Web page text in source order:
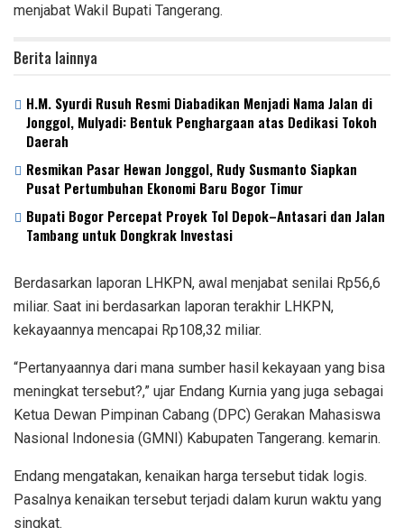
menjabat Wakil Bupati Tangerang.
Berita lainnya
H.M. Syurdi Rusuh Resmi Diabadikan Menjadi Nama Jalan di
Jonggol, Mulyadi: Bentuk Penghargaan atas Dedikasi Tokoh
Daerah
Resmikan Pasar Hewan Jonggol, Rudy Susmanto Siapkan
Pusat Pertumbuhan Ekonomi Baru Bogor Timur
Bupati Bogor Percepat Proyek Tol Depok–Antasari dan Jalan
Tambang untuk Dongkrak Investasi
Berdasarkan laporan LHKPN, awal menjabat senilai Rp56,6
miliar. Saat ini berdasarkan laporan terakhir LHKPN,
kekayaannya mencapai Rp108,32 miliar.
“Pertanyaannya dari mana sumber hasil kekayaan yang bisa
meningkat tersebut?,” ujar Endang Kurnia yang juga sebagai
Ketua Dewan Pimpinan Cabang (DPC) Gerakan Mahasiswa
Nasional Indonesia (GMNI) Kabupaten Tangerang. kemarin.
Endang mengatakan, kenaikan harga tersebut tidak logis.
Pasalnya kenaikan tersebut terjadi dalam kurun waktu yang
singkat.